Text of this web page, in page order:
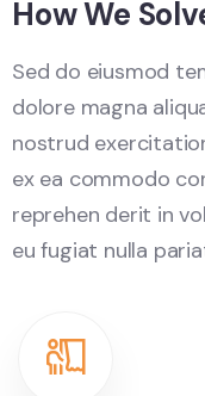
How We
Sed do eiusmod
dolore magna
nostrud
ex ea commodo
reprehen derit in
eu fugiat nulla